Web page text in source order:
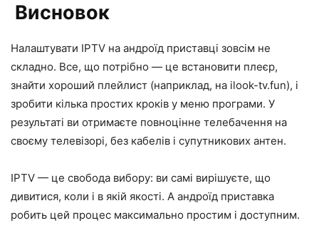
Висновок
Налаштувати IPTV на андроїд приставці зовсім не
складно. Все, що потрібно — це встановити плеєр,
знайти хороший плейлист (наприклад, на ilook-tv.fun), і
зробити кілька простих кроків у меню програми. У
результаті ви отримаєте повноцінне телебачення на
своєму телевізорі, без кабелів і супутникових антен.
IPTV — це свобода вибору: ви самі вирішуєте, що
дивитися, коли і в якій якості. А андроїд приставка
робить цей процес максимально простим і доступним.